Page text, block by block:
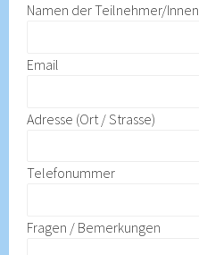
Namen der Teilnehmer/Innen
Email
Adresse (Ort / Strasse)
Telefonummer
Fragen / Bemerkungen